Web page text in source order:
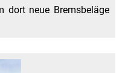
dort neue Bremsbeläge